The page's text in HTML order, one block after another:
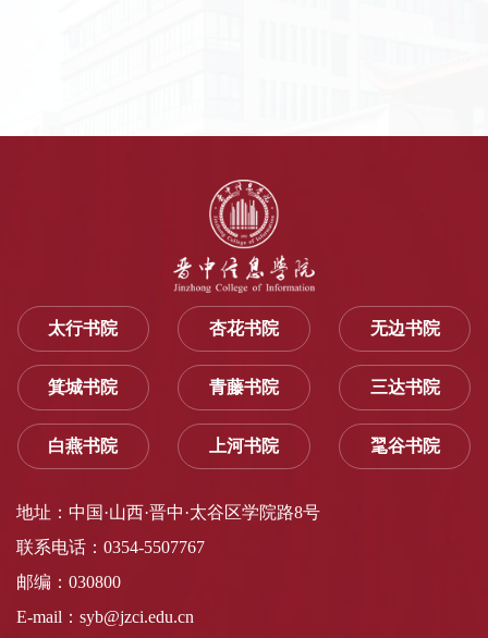
太行书院 杏花书院 无边书院
箕城书院 青藤书院 三达书院
白燕书院 上河书院 毣谷书院
地址：中国·山西·晋中·太谷区学院路8号
联系电话：0354-5507767
邮编：030800
E-mail：syb@jzci.edu.cn